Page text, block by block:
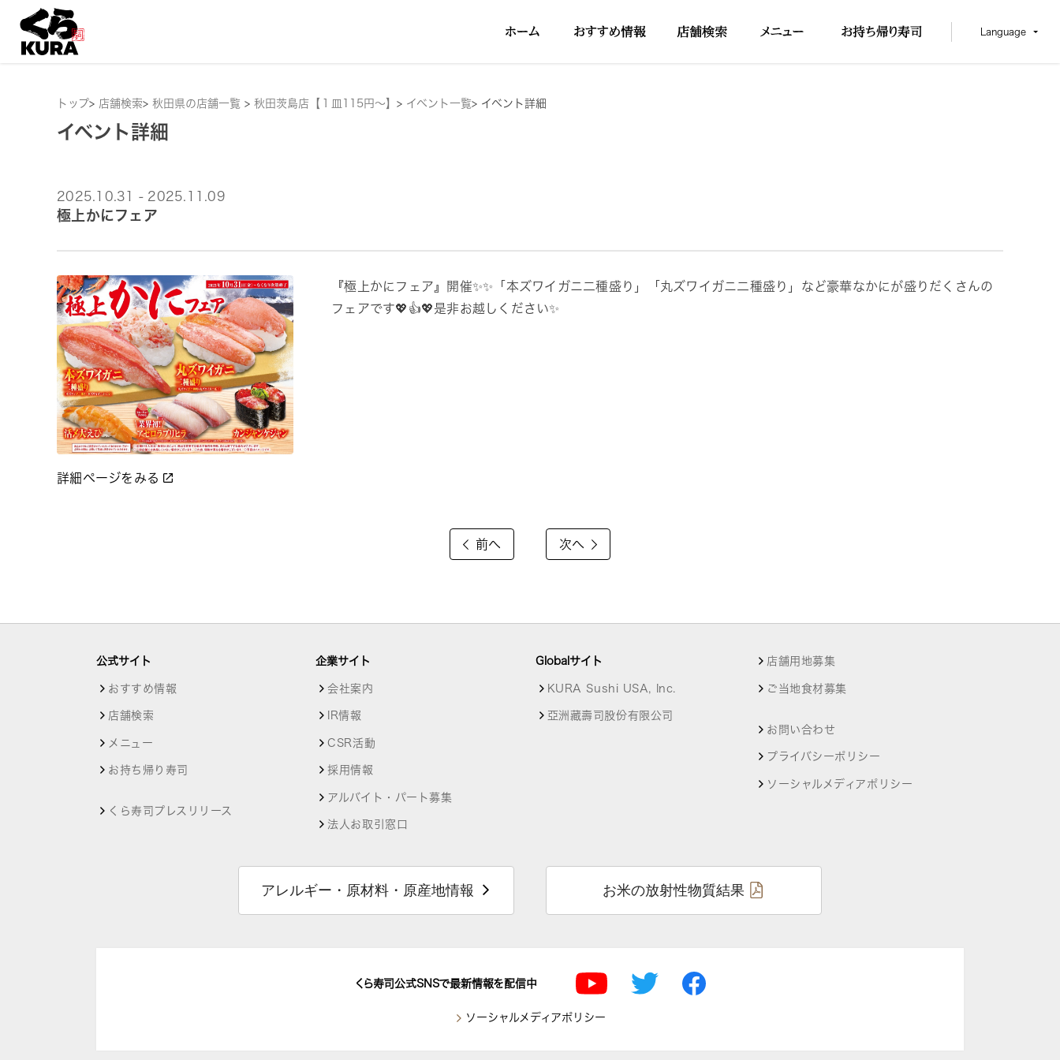
Language
トップ> 店舗検索> 秋田県の店舗一覧 > 秋田茨島店【１皿115円～】 > イベント一覧> イベント詳細
イベント詳細
2025.10.31 - 2025.11.09
極上かにフェア
詳細ページをみる
『極上かにフェア』開催✨✨「本ズワイガニ二種盛り」「丸ズワイガニ二種盛り」など豪華なかにが盛りだくさんの
フェアです💖👍💖是非お越しください✨
前へ 次へ
公式サイト
おすすめ情報
店舗検索
メニュー
お持ち帰り寿司
くら寿司プレスリリース
企業サイト
会社案内
IR情報
CSR活動
採用情報
アルバイト・パート募集
法人お取引窓口
Globalサイト
KURA Sushi USA, Inc.
亞洲藏壽司股份有限公司
店舗用地募集
ご当地食材募集
お問い合わせ
プライバシーポリシー
ソーシャルメディアポリシー
アレルギー・原材料・原産地情報 お米の放射性物質結果
くら寿司公式SNSで最新情報を配信中
ソーシャルメディアポリシー